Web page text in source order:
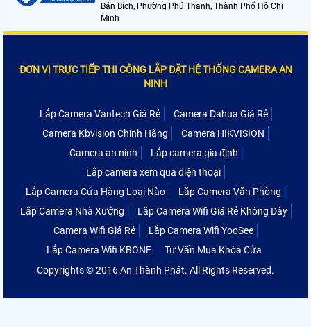
Bán Bích, Phường Phú Thạnh, Thành Phố Hồ Chí
Minh
ĐƠN VỊ TRỰC TIẾP THI CÔNG LẮP ĐẶT HỆ THỐNG CAMERA AN
NINH
Lắp Camera Vantech Giá Rẻ
Camera Dahua Giá Rẻ
Camera Kbvision Chính Hãng
Camera HIKVISION
Camera an ninh
Lắp camera gia đình
Lắp camera xem qua điện thoại
Lắp Camera Cửa Hàng Loại Nào
Lắp Camera Văn Phòng
Lắp Camera Nhà Xưởng
Lắp Camera Wifi Giá Rẻ Không Dây
Camera Wifi Giá Rẻ
Lắp Camera Wifi YooSee
Lắp Camera Wifi KBONE
Tư Vấn Mua Khóa Cửa
Copyrights © 2016 An Thành Phát. All Rights Reserved.